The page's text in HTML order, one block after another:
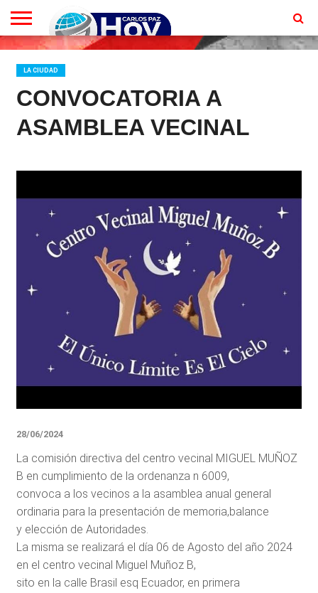
EN
CONTACTO
HOMEPAGE
LA CIUDAD
CONVOCATORIA A
ASAMBLEA VECINAL
28/06/2024
La comisión directiva del centro vecinal MIGUEL MUÑOZ
B en cumplimiento de la ordenanza n 6009,
convoca a los vecinos a la asamblea anual general
ordinaria para la presentación de memoria,balance
y elección de Autoridades.
La misma se realizará el día 06 de Agosto del año 2024
en el centro vecinal Miguel Muñoz B,
sito en la calle Brasil esq Ecuador, en primera